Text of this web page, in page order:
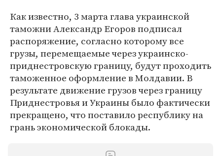
Как известно, 3 марта глава украинской
таможни Александр Егоров подписал
распоряжение, согласно которому все
грузы, перемещаемые через украинско-
приднестровскую границу, будут проходить
таможенное оформление в Молдавии. В
результате движение грузов через границу
Приднестровья и Украины было фактически
прекращено, что поставило республику на
грань экономической блокады.